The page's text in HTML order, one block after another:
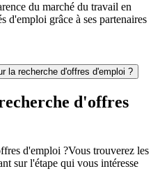
du marché du travail en
d'emploi grâce à ses partenaires
la recherche d'offres d'emploi ?
d'offres
d'emploi ?Vous trouverez les
sur l'étape qui vous intéresse